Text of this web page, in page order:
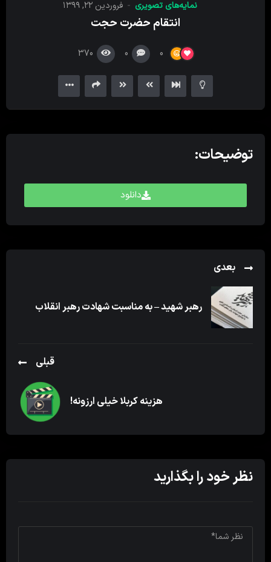
نمایه‌های تصویری فروردین ۲۲, ۱۳۹۹
انتقام حضرت حجت
0
0
370
توضیحات:
دانلود
بعدی
رهبر شهید – به مناسبت شهادت رهبر انقلاب
قبلی
هزینه کربلا خیلی ارزونه!
نظر خود را بگذارید